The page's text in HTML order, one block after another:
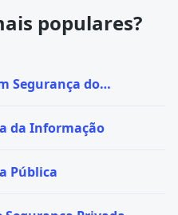
populares?
Segurança do
da Informação
Pública